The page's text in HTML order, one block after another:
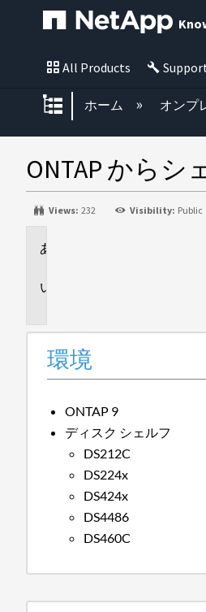
All Products
グローバル階
ホーム オンプ
ONTAP から
Views: 232 Visibility: Public
環境
ONTAP 9
ディスク シェルフ
DS212C
DS224x
DS424x
DS4486
DS460C